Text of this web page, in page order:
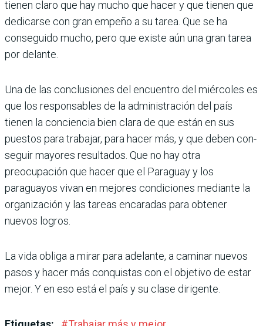
tienen claro que hay mucho que hacer y que tienen que
dedi­carse con gran empeño a su tarea. Que se ha
conseguido mucho, pero que existe aún una gran tarea
por delante.
Una de las conclusiones del encuentro del miércoles es
que los responsables de la administración del país
tienen la conciencia bien clara de que están en sus
puestos para trabajar, para hacer más, y que deben con­
seguir mayores resultados. Que no hay otra
preocupación que hacer que el Paraguay y los
paraguayos vivan en mejores condicio­nes mediante la
organización y las tareas encaradas para obtener
nuevos logros.
La vida obliga a mirar para adelante, a cami­nar nuevos
pasos y hacer más conquistas con el objetivo de estar
mejor. Y en eso está el país y su clase dirigente.